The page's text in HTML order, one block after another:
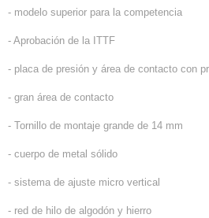
- modelo superior para la competencia
- Aprobación de la ITTF
- placa de presión y área de contacto con
- gran área de contacto
- Tornillo de montaje grande de 14 mm
- cuerpo de metal sólido
- sistema de ajuste micro vertical
- red de hilo de algodón y hierro